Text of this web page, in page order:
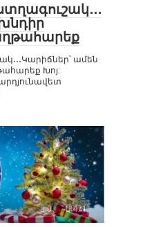
ամեն
Խոյ:
0 471